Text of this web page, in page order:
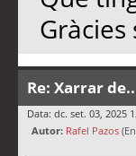
Re: Xarrar
Data: dc. set. 03, 2025
Autor: Rafel Pazos